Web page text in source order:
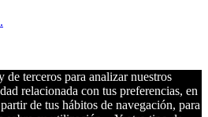
terceros para analizar nuestros
relacionada con tus preferencias, en
de tus hábitos de navegación, para